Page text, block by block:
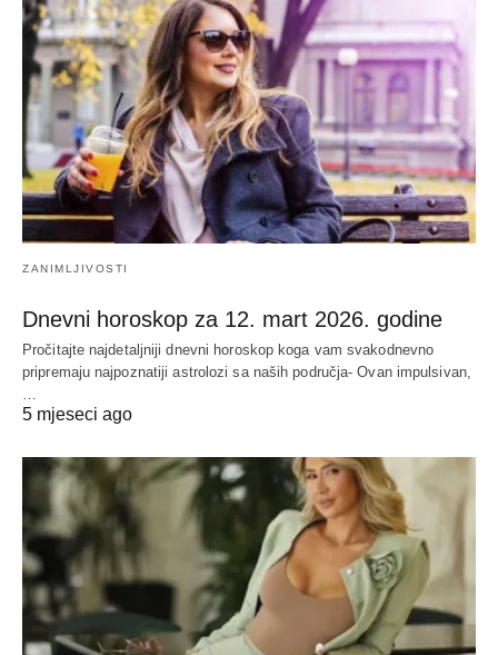
ZANIMLJIVOSTI
Dnevni horoskop za 12. mart 2026. godine
Pročitajte najdetaljniji dnevni horoskop koga vam svakodnevno
pripremaju najpoznatiji astrolozi sa naših područja- Ovan impulsivan,
…
5 mjeseci ago